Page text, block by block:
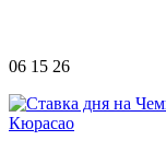
06 15 26